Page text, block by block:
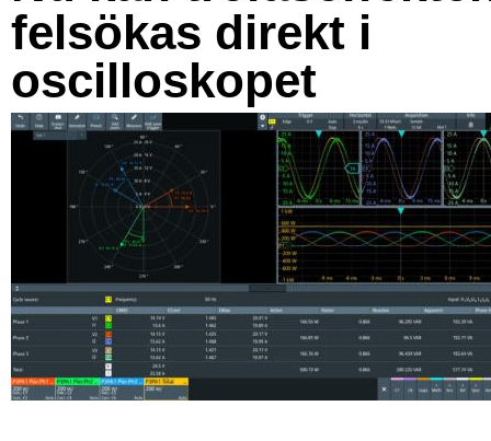
felsökas direkt i
oscilloskopet